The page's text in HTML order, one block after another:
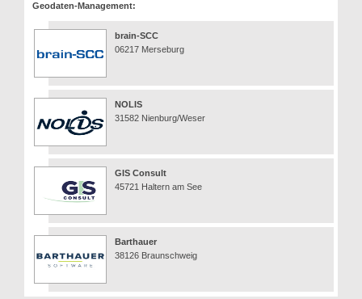
Geodaten-Management:
brain-SCC
06217 Merseburg
NOLIS
31582 Nienburg/Weser
GIS Consult
45721 Haltern am See
Barthauer
38126 Braunschweig